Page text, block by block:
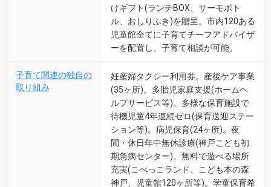
けギフト(ランチBOX、サーモボト
ル、おしりふき)を贈呈。市内120ある
児童館全てに子育てチーフアドバイザ
ーを配置し、子育て相談が可能。
子育て関連の独自の
取り組み
妊産婦タクシー利用券。産後ケア事業
(35ヶ所)。多胎児家庭支援(ホームヘ
ルプサービス等)。多様な保育施設で
待機児童4年連続ゼロ(保育送迎ステー
ション等)。病児保育(24ヶ所)。夜
間・休日年中無休診療(神戸こども初
期急病センター)。無料で遊べる場所
充実(こべっこランド、こども本の森
神戸、児童館120ヶ所等)。学童保育希